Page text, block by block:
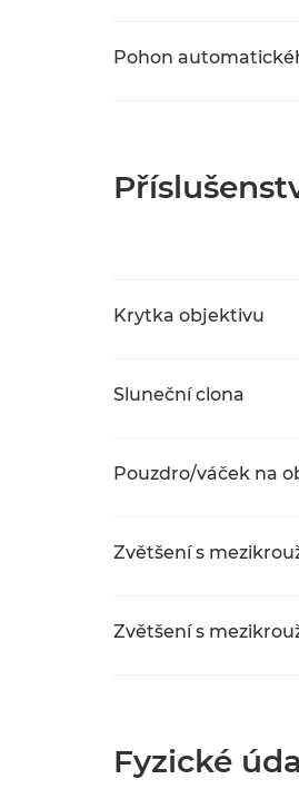
Pohon
Krytka objektivu
Sluneční clona
Pouzdro/váček na
Zvětšení s
Zvětšení s
Fyzické